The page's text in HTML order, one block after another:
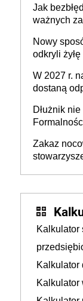
Jak
ważnych
Nowy
odkryli żyłę
W 2027 r.
dostaną
Dłużnik
zmarłego
Zakaz
Kalkulator
Kalkulator
Kalkulator